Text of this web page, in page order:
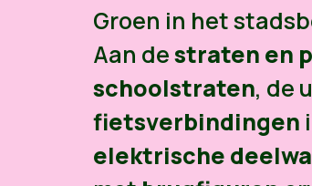
Groen in het
Aan destraten en
schoolstraten, de
fietsverbindingen
elektrische